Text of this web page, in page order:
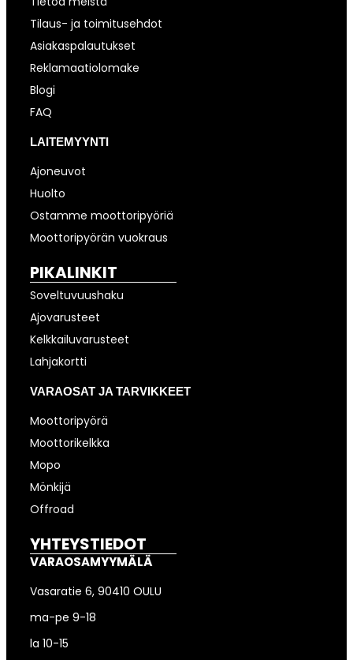
Tilaus- ja toimitusehdot
Asiakaspalautukset
Reklamaatiolomake
Blogi
FAQ
LAITEMYYNTI
Ajoneuvot
Huolto
Ostamme moottoripyöriä
Moottoripyörän vuokraus
PIKALINKIT
Soveltuvuushaku
Ajovarusteet
Kelkkailuvarusteet
Lahjakortti
VARAOSAT JA TARVIKKEET
Moottoripyörä
Moottorikelkka
Mopo
Mönkijä
Offroad
YHTEYSTIEDOT
VARAOSAMYYMÄLÄ
Vasaratie 6, 90410 OULU
ma-pe 9-18
la 10-15